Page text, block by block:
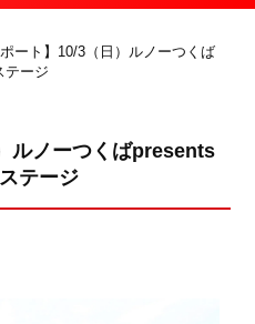
ート】10/3（日）ルノーつくば
テージ
ルノーつくばpresents
テージ